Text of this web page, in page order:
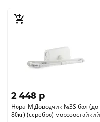
2 448 p
Нора-М Доводчик №3S бол (до
80кг) (серебро) морозостойкий